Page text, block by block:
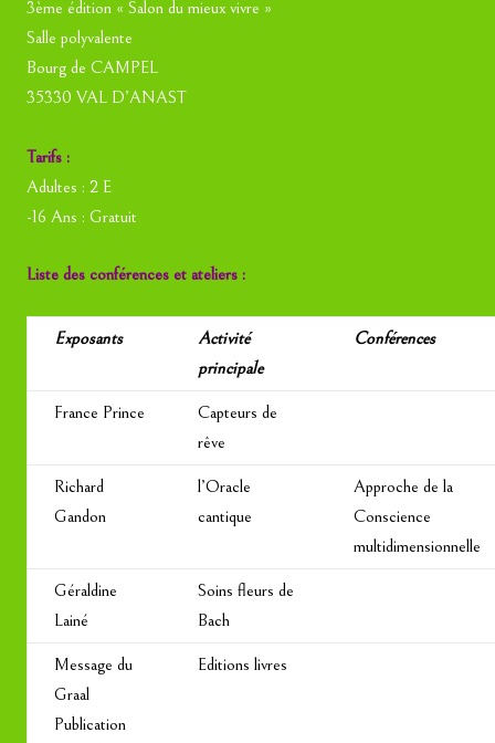
3ème édition « Salon du mieux vivre »
Salle polyvalente
Bourg de CAMPEL
35330 VAL D’ANAST
Tarifs :
Adultes : 2 E
-16 Ans : Gratuit
Liste des conférences et ateliers :
Exposants
Activité
principale
Conférences
France Prince
Capteurs de
rêve
Richard
Gandon
l’Oracle
cantique
Approche de la
Conscience
multidimensionnelle
Géraldine
Lainé
Soins fleurs de
Bach
Message du
Graal
Publication
Editions livres